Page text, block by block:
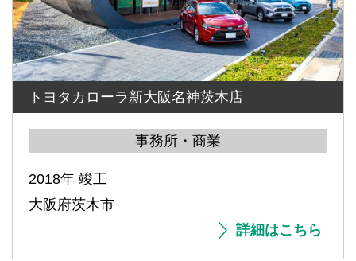
トヨタカローラ新大阪名神茨木店
事務所・商業
2018年 竣工
大阪府茨木市
詳細はこちら